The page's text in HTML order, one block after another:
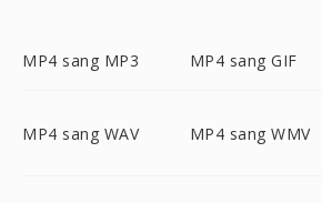
MP4 sang MP3 MP4 sang GIF
MP4 sang WAV MP4 sang WMV